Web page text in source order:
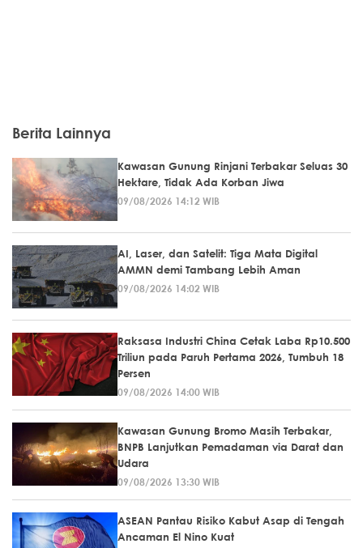
Berita Lainnya
Kawasan Gunung Rinjani Terbakar Seluas 30
Hektare, Tidak Ada Korban Jiwa
09/08/2026 14:12 WIB
AI, Laser, dan Satelit: Tiga Mata Digital
AMMN demi Tambang Lebih Aman
09/08/2026 14:02 WIB
Raksasa Industri China Cetak Laba Rp10.500
Triliun pada Paruh Pertama 2026, Tumbuh 18
Persen
09/08/2026 14:00 WIB
Kawasan Gunung Bromo Masih Terbakar,
BNPB Lanjutkan Pemadaman via Darat dan
Udara
09/08/2026 13:30 WIB
ASEAN Pantau Risiko Kabut Asap di Tengah
Ancaman El Nino Kuat